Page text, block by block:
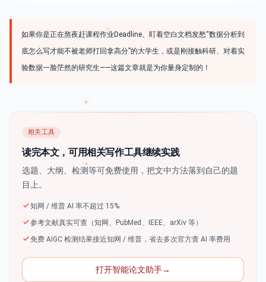
如果你是正在熬夜赶课程作业Deadline、盯着空白文档发愁“数据分析到
底怎么写才能不被老师打回拿高分”的大学生，或是刚接触科研、对着实
验数据一脸茫然的研究生——这篇文章就是为你量身定制的！
相关工具
读完本文，可用相关写作工具继续实践
选题、大纲、检测等可免费使用，把文中方法落到自己的题
目上。
知网 / 维普 AI 率不超过 15%
参考文献真实可查（知网、PubMed、IEEE、arXiv 等）
免费 AIGC 检测结果接近知网 / 维普，省去多次官方查 AI 率费用
打开智能论文助手→